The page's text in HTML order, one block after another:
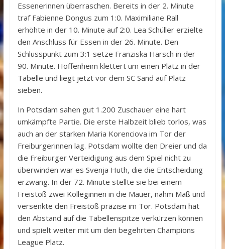
Essenerinnen überraschen. Bereits in der 2. Minute
traf Fabienne Dongus zum 1:0. Maximiliane Rall
erhöhte in der 10. Minute auf 2:0. Lea Schüller erzielte
den Anschluss für Essen in der 26. Minute. Den
Schlusspunkt zum 3:1 setze Franziska Harsch in der
90. Minute. Hoffenheim klettert um einen Platz in der
Tabelle und liegt jetzt vor dem SC Sand auf Platz
sieben.
In Potsdam sahen gut 1.200 Zuschauer eine hart
umkämpfte Partie. Die erste Halbzeit blieb torlos, was
auch an der starken Maria Korenciova im Tor der
Freiburgerinnen lag. Potsdam wollte den Dreier und da
die Freiburger Verteidigung aus dem Spiel nicht zu
überwinden war es Svenja Huth, die die Entscheidung
erzwang. In der 72. Minute stellte sie bei einem
Freistoß zwei Kolleginnen in die Mauer, nahm Maß und
versenkte den Freistoß präzise im Tor. Potsdam hat
den Abstand auf die Tabellenspitze verkürzen können
und spielt weiter mit um den begehrten Champions
League Platz.